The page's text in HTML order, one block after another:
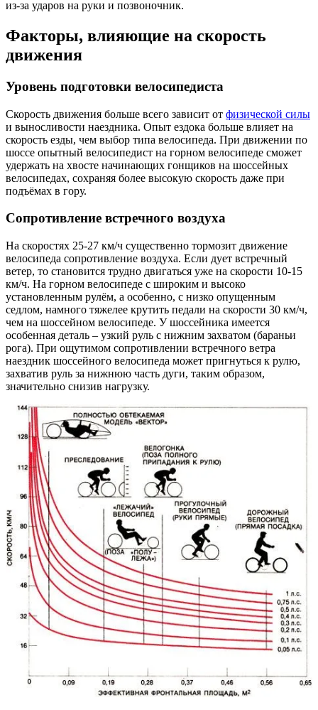
из-за ударов на руки и позвоночник.
Факторы, влияющие на скорость
движения
Уровень подготовки велосипедиста
Скорость движения больше всего зависит от физической силы
и выносливости наездника. Опыт ездока больше влияет на
скорость езды, чем выбор типа велосипеда. При движении по
шоссе опытный велосипедист на горном велосипеде сможет
удержать на хвосте начинающих гонщиков на шоссейных
велосипедах, сохраняя более высокую скорость даже при
подъёмах в гору.
Сопротивление встречного воздуха
На скоростях 25-27 км/ч существенно тормозит движение
велосипеда сопротивление воздуха. Если дует встречный
ветер, то становится трудно двигаться уже на скорости 10-15
км/ч. На горном велосипеде с широким и высоко
установленным рулём, а особенно, с низко опущенным
седлом, намного тяжелее крутить педали на скорости 30 км/ч,
чем на шоссейном велосипеде. У шоссейника имеется
особенная деталь – узкий руль с нижним захватом (бараньи
рога). При ощутимом сопротивлении встречного ветра
наездник шоссейного велосипеда может пригнуться к рулю,
захватив руль за нижнюю часть дуги, таким образом,
значительно снизив нагрузку.